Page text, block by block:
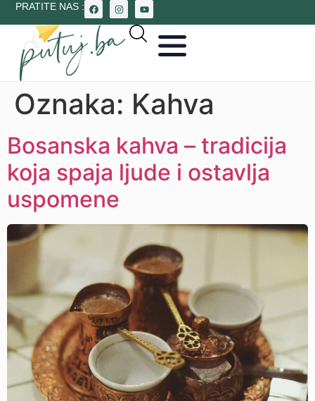
PRATITE NAS :
Oznaka: Kahva
Bosanska kahva – tradicija
koja spaja ljude i ostavlja
uspomene